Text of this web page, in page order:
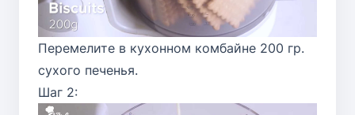
Перемелите в кухонном комбайне 200 гр.
сухого печенья.
Шаг 2: